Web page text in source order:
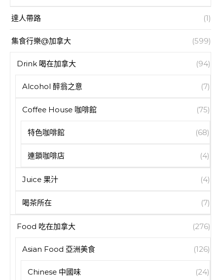
達人帶路 (1)
集食行樂@加拿大 (599)
Drink 喝在加拿大 (94)
Alcohol 醉翁之意 (7)
Coffee House 咖啡館 (75)
特色咖啡館 (68)
連鎖咖啡店 (4)
Juice 果汁 (4)
喝茶所在 (7)
Food 吃在加拿大 (276)
Asian Food 亞洲美食 (126)
Chinese 中國味 (24)